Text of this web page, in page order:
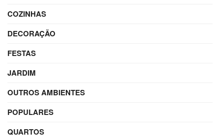
COZINHAS
DECORAÇÃO
FESTAS
JARDIM
OUTROS AMBIENTES
POPULARES
QUARTOS